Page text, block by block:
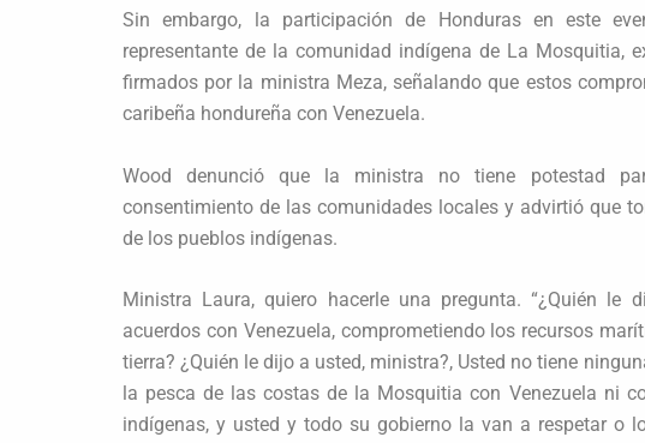
Sin embargo, la participación de Honduras en este
representante de la comunidad indígena de La Mosquitia,
firmados por la ministra Meza, señalando que estos
caribeña hondureña con Venezuela.
Wood denunció que la ministra no tiene potestad
consentimiento de las comunidades locales y advirtió que
de los pueblos indígenas.
Ministra Laura, quiero hacerle una pregunta. “¿Quién
acuerdos con Venezuela, comprometiendo los recursos
tierra? ¿Quién le dijo a usted, ministra?, Usted no tiene
la pesca de las costas de la Mosquitia con Venezuela ni
indígenas, y usted y todo su gobierno la van a respetar o